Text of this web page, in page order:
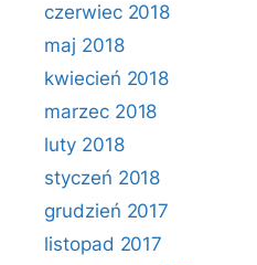
czerwiec 2018
maj 2018
kwiecień 2018
marzec 2018
luty 2018
styczeń 2018
grudzień 2017
listopad 2017